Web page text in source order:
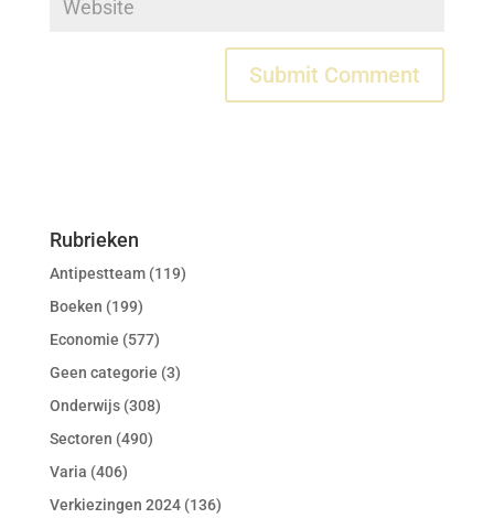
Rubrieken
Antipestteam(119)
Boeken (199)
Economie (577)
Geen categorie (3)
Onderwijs(308)
Sectoren (490)
Varia (406)
Verkiezingen 2024(136)